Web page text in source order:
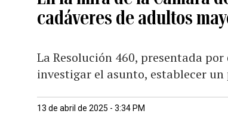
cadáveres de adultos
La Resolución 460, presentada
investigar el asunto, establecer
13 de abril de 2025 - 3:34 PM